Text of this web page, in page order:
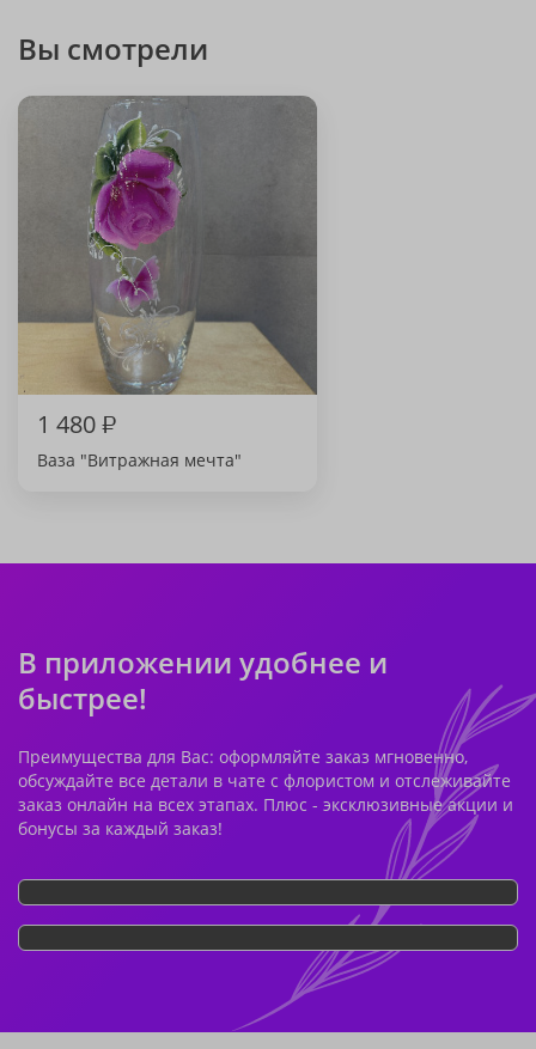
Вы смотрели
1 480₽
Ваза "Витражная мечта"
В приложении удобнее и
быстрее!
Преимущества для Вас: оформляйте заказ мгновенно,
обсуждайте все детали в чате с флористом и отслеживайте
заказ онлайн на всех этапах. Плюс - эксклюзивные акции и
бонусы за каждый заказ!